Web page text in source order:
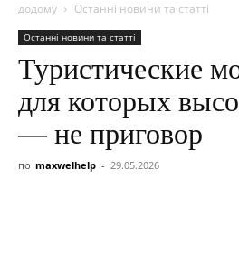
додому Останні новини та статті
Останні новини та статті
Туристические
для которых
— не приговор
по maxwelhelp - 29.05.2026